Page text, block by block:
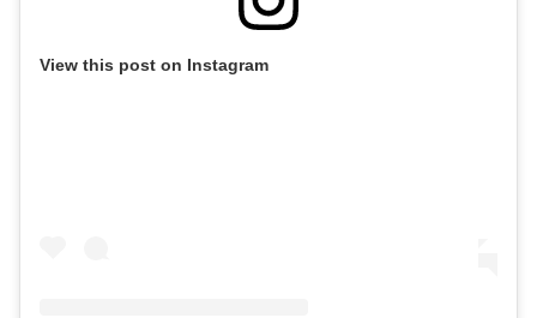
View this post on Instagram